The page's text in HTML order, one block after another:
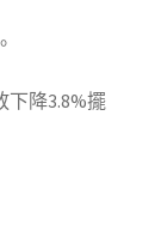
降3.8%擺